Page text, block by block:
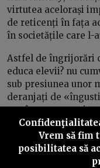
virtutea acelorași
de reticenți în fața
în societățile care l-
Astfel de îngrijorări
educa elevii? nu
sub presiunea unor
deranjați de
– stârnesc temeri
vot pentru familia
constituie o
6. Care este
Vrem să fim
posibilitatea să